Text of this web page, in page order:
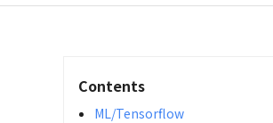
Contents
ML/Tensorflow